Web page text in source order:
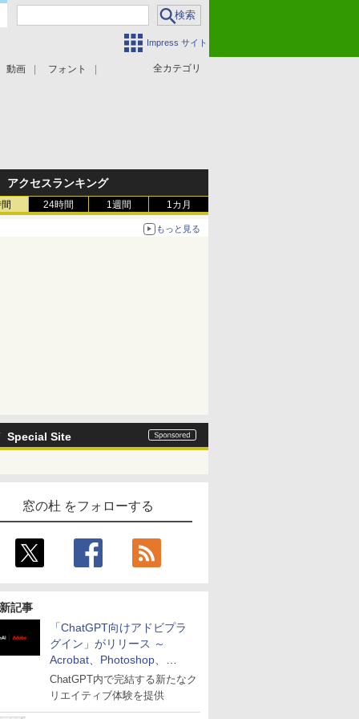
Impress サイト
全カテゴリ
動画 フォント
アクセスランキング
24時間 1週間 1カ月
もっと見る
Special Site
窓の杜 をフォローする
記事
「ChatGPT向けアドビプラ
グイン」がリリース ～
Acrobat、Photoshop、
Premiereなどの機能を1つの
プラグインに統合
ChatGPT内で完結する新たなク
リエイティブ体験を提供